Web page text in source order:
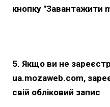
кнопку "Завантажити
5. Якщо ви не
ua.mozaweb.com,
свій обліковий запис